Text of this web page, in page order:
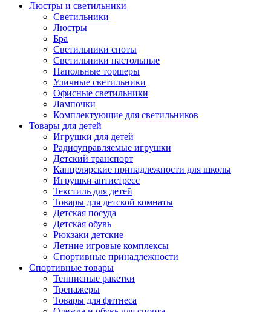
Люстры и светильники
Светильники
Люстры
Бра
Светильники споты
Светильники настольные
Напольные торшеры
Уличные светильники
Офисные светильники
Лампочки
Комплектующие для светильников
Товары для детей
Игрушки для детей
Радиоуправляемые игрушки
Детский транспорт
Канцелярские принадлежности для школы
Игрушки антистресс
Текстиль для детей
Товары для детской комнаты
Детская посуда
Детская обувь
Рюкзаки детские
Летние игровые комплексы
Спортивные принадлежности
Спортивные товары
Теннисные ракетки
Тренажеры
Товары для фитнеса